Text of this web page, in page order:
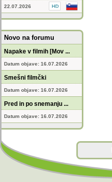
22.07.2026
Novo na forumu
Napake v filmih [Mov ...
Datum objave: 16.07.2026
Smešni filmčki
Datum objave: 16.07.2026
Pred in po snemanju ...
Datum objave: 16.07.2026